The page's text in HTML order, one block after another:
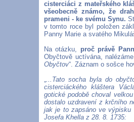
cisterciáci z mateřského
všeobecně známo, že
prameni - ke svému Synu.
v tomto roce byl položen
Panny Marie a svatého
Na otázku, proč právě
Obyčtově uctívána,
Obyčtov“. Záznam o sošce
„...Tato socha byla do
cisterciáckého kláštera
gotické podobě choval
dostalo uzdravení z krčního
jak je to zapsáno ve
Josefa Khella z 28. 8. 1735: